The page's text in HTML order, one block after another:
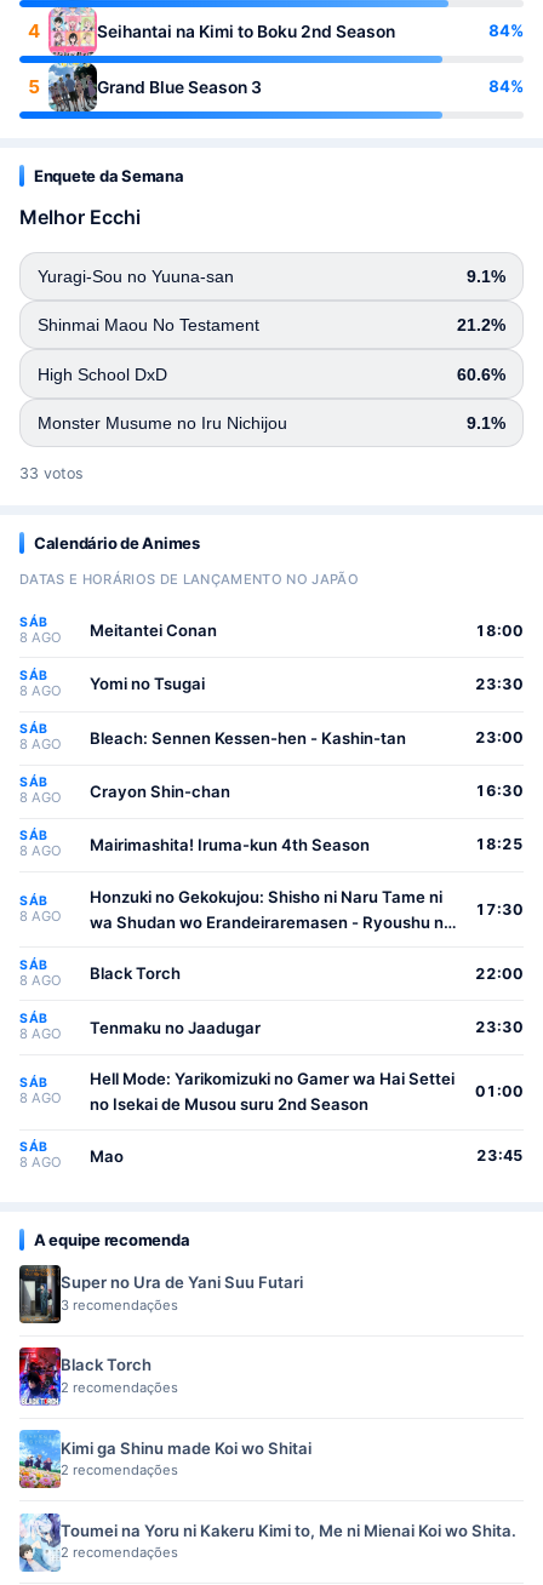
4 Seihantai na Kimi to Boku 2nd Season 84%
5 Grand Blue Season 3 84%
Enquete da Semana
Melhor Ecchi
Yuragi-Sou no Yuuna-san 9.1%
Shinmai Maou No Testament 21.2%
High School DxD 60.6%
Monster Musume no Iru Nichijou 9.1%
33 votos
Calendário de Animes
DATAS E HORÁRIOS DE LANÇAMENTO NO JAPÃO
SÁB
8 AGO Meitantei Conan 18:00
SÁB
8 AGO Yomi no Tsugai 23:30
SÁB
8 AGO Bleach: Sennen Kessen-hen - Kashin-tan 23:00
SÁB
8 AGO Crayon Shin-chan 16:30
SÁB
8 AGO Mairimashita! Iruma-kun 4th Season 18:25
SÁB
8 AGO
Honzuki no Gekokujou: Shisho ni Naru Tame ni
wa Shudan wo Erandeiraremasen - Ryoushu no
17:30
SÁB
8 AGO Black Torch 22:00
SÁB
8 AGO Tenmaku no Jaadugar 23:30
SÁB
8 AGO
Hell Mode: Yarikomizuki no Gamer wa Hai Settei
no Isekai de Musou suru 2nd Season
01:00
SÁB
8 AGO Mao 23:45
A equipe recomenda
Super no Ura de Yani Suu Futari
3 recomendações
Black Torch
2 recomendações
Kimi ga Shinu made Koi wo Shitai
2 recomendações
Toumei na Yoru ni Kakeru Kimi to, Me ni Mienai Koi wo Shita.
2 recomendações